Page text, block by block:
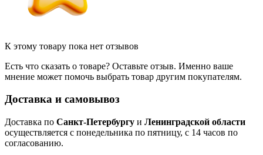
К этому товару пока нет отзывов
Есть что сказать о товаре? Оставьте отзыв. Именно ваше
мнение может помочь выбрать товар другим покупателям.
Доставка и самовывоз
Доставка по Санкт-Петербургу и Ленинградской области
осуществляется с понедельника по пятницу, с 14 часов по
согласованию.